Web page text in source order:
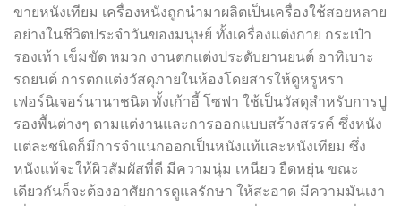
ขายหนังเทียม เครื่องหนังถูกนำมาผลิตเป็นเครื่องใช้สอยหลาย
อย่างในชีวิตประจำวันของมนุษย์ ทั้งเครื่องแต่งกาย กระเป๋า
รองเท้า เข็มขัด หมวก งานตกแต่งประดับยานยนต์ อาทิเบาะ
รถยนต์ การตกแต่งวัสดุภายในห้องโดยสารให้ดูหรูหรา
เฟอร์นิเจอร์นานาชนิด ทั้งเก้าอี้ โซฟา ใช้เป็นวัสดุสำหรับการปู
รองพื้นต่างๆ ตามแต่งานและการออกแบบสร้างสรรค์ ซึ่งหนัง
แต่ละชนิดก็มีการจำแนกออกเป็นหนังแท้และหนังเทียม ซึ่ง
หนังแท้จะให้ผิวสัมผัสที่ดี มีความนุ่ม เหนียว ยืดหยุ่น ขณะ
เดียวกันก็จะต้องอาศัยการดูแลรักษา ให้สะอาด มีความมันเงา